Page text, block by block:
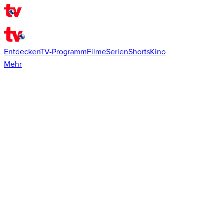
EntdeckenTV-ProgrammFilmeSerienShortsKino
Mehr